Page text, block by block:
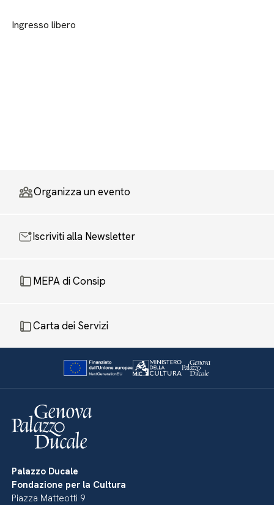
Ingresso libero
Organizza un evento
Iscriviti alla Newsletter
MEPA di Consip
Carta dei Servizi
Palazzo Ducale
Fondazione per la Cultura
Piazza Matteotti 9